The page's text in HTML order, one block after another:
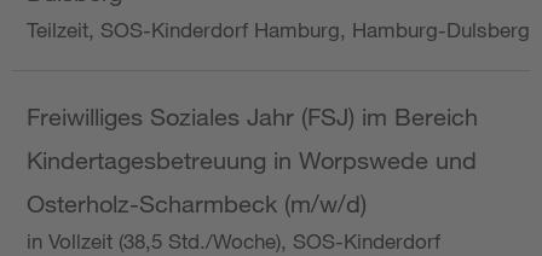
Teilzeit, SOS-Kinderdorf Hamburg, Hamburg-Dulsberg
Freiwilliges Soziales Jahr (FSJ) im Bereich
Kindertagesbetreuung in Worpswede und
Osterholz-Scharmbeck (m/w/d)
in Vollzeit (38,5 Std./Woche), SOS-Kinderdorf